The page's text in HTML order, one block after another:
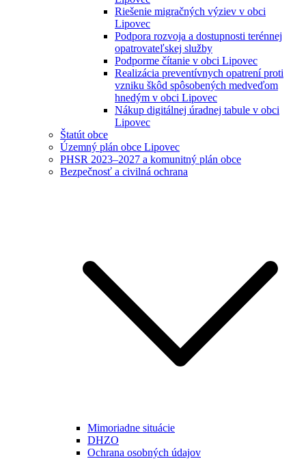
Riešenie migračných výziev v obci
Lipovec
Podpora rozvoja a dostupnosti terénnej
opatrovateľskej služby
Podporme čítanie v obci Lipovec
Realizácia preventívnych opatrení proti
vzniku škôd spôsobených medveďom
hnedým v obci Lipovec
Nákup digitálnej úradnej tabule v obci
Lipovec
Štatút obce
Územný plán obce Lipovec
PHSR 2023–2027 a komunitný plán obce
Bezpečnosť a civilná ochrana
Mimoriadne situácie
DHZO
Ochrana osobných údajov